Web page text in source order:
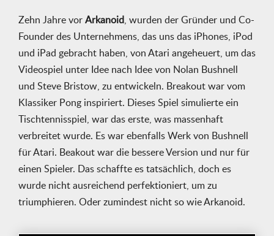
Zehn Jahre vor Arkanoid
, wurden der Gründer und Co-
Founder des Unternehmens, das uns das iPhones, iPod
und iPad gebracht haben, von Atari angeheuert, um das
Videospiel unter Idee nach Idee von Nolan Bushnell
und Steve Bristow, zu entwickeln. Breakout war vom
Klassiker Pong inspiriert. Dieses Spiel simulierte ein
Tischtennisspiel, war das erste, was massenhaft
verbreitet wurde. Es war ebenfalls Werk von Bushnell
für Atari. Beakout war die bessere Version und nur für
einen Spieler. Das schaffte es tatsächlich, doch es
wurde nicht ausreichend perfektioniert, um zu
triumphieren. Oder zumindest nicht so wie Arkanoid.